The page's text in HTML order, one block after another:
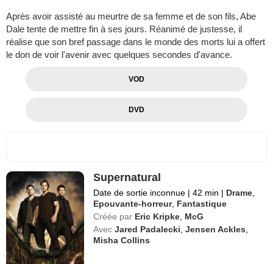
Après avoir assisté au meurtre de sa femme et de son fils, Abe
Dale tente de mettre fin à ses jours. Réanimé de justesse, il
réalise que son bref passage dans le monde des morts lui a offert
le don de voir l'avenir avec quelques secondes d'avance.
VOD
DVD
Supernatural
Date de sortie inconnue | 42 min | Drame,
Epouvante-horreur, Fantastique
Créée par Eric Kripke, McG
Avec Jared Padalecki,Jensen Ackles,
Misha Collins